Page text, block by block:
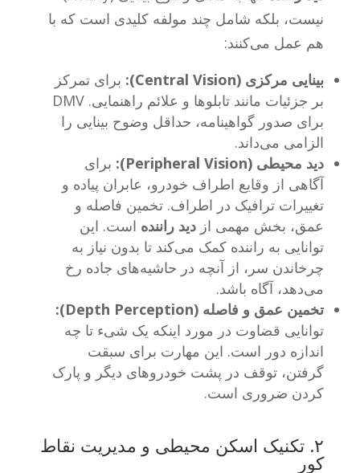
نیست، بلکه شامل چند مولفه کلیدی است که با
هم عمل می‌کنند:
بینایی مرکزی (Central Vision):
برای تمرکز
بر جزئیات مانند تابلوها و علائم راهنمایی. DMV
برای صدور گواهینامه، حداقل وضوح بینایی را
الزامی می‌داند.
دید محیطی (Peripheral Vision):
برای
آگاهی از وقایع اطراف خودرو، عابران پیاده و
تغییرات ترافیک در اطراف. تخمین فاصله و
عمق، بخش مهمی از دید راننده است. این
توانایی به راننده کمک می‌کند تا بدون نیاز به
چرخاندن سر، از آنچه در حاشیه‌های جاده رخ
می‌دهد، آگاه باشد.
تخمین عمق و فاصله (Depth Perception):
توانایی قضاوت در مورد اینکه یک شیء تا چه
اندازه دور است. این مهارت برای سبقت
گرفتن، توقف در پشت خودروهای دیگر و پارک
کردن ضروری است.
۲. تکنیک اسکن محیطی و مدیریت نقاط
کور